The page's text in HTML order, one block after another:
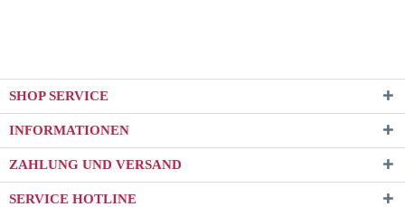
SHOP SERVICE
INFORMATIONEN
ZAHLUNG UND VERSAND
SERVICE HOTLINE